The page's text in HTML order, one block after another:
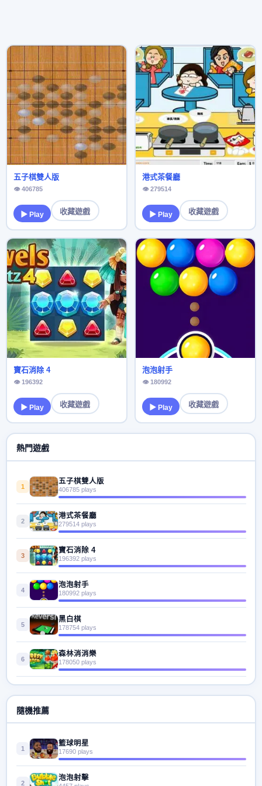
五子棋雙人版
👁 406785
▶ Play 收藏遊戲
港式茶餐廳
👁 279514
▶ Play 收藏遊戲
寶石消除 4
👁 196392
▶ Play 收藏遊戲
泡泡射手
👁 180992
▶ Play 收藏遊戲
熱門遊戲
1
五子棋雙人版
406785 plays
2
港式茶餐廳
279514 plays
3
寶石消除 4
196392 plays
4
泡泡射手
180992 plays
5
黑白棋
178754 plays
6
森林消消樂
178050 plays
隨機推薦
1
籃球明星
17690 plays
2
泡泡射擊